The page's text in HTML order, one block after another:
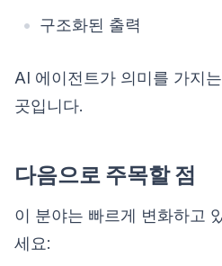
구조화된 출력
AI 에이전트가 의미를 가지
곳입니다.
다음으로 주목할 점
이 분야는 빠르게 변화하고
세요: